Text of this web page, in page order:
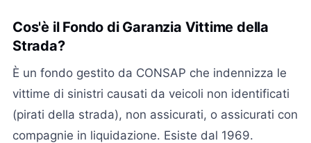
Cos'è il Fondo di Garanzia Vittime della
Strada?
È un fondo gestito da CONSAP che indennizza le
vittime di sinistri causati da veicoli non identificati
(pirati della strada), non assicurati, o assicurati con
compagnie in liquidazione. Esiste dal 1969.